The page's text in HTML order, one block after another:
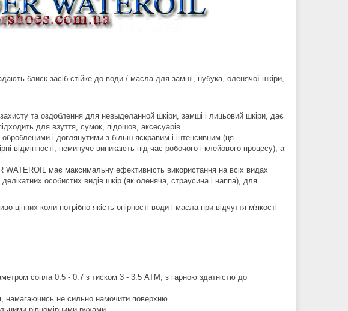
блиск засіб стійке до води / масла для замші, нубука, оленячої шкіри,
та оздоблення для невыделанной шкіри, замші і лицьовий шкіри, дає
для взуття, сумок, підошов, аксесуарів.
і доглянутими з більш яскравим і інтенсивним (ця
відмінності, неминуче виникають під час робочого і клейового процесу), а
WATEROIL має максимальну ефективність використання на всіх видах
особистих видів шкір (як оленяча, страусина і наппа), для
коли потрібно якість опірності води і масла при відчуття м'якості
сопла 0.5 - 0.7 з тиском 3 - 3.5 ATM, з гарною здатністю до
намагаючись не сильно намочити поверхню.